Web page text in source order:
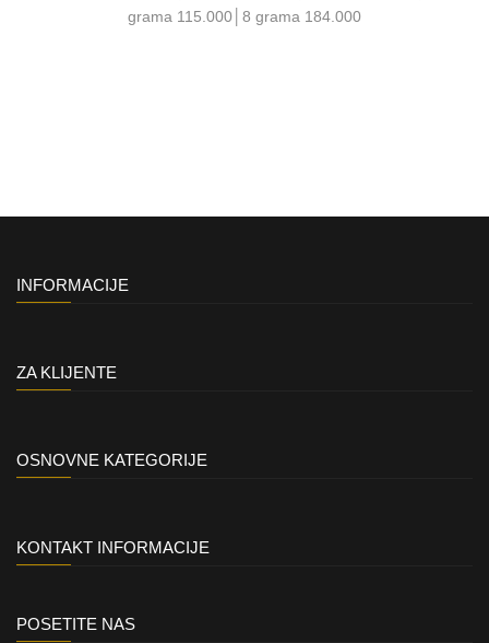
grama 115.000│8 grama 184.000
INFORMACIJE
ZA KLIJENTE
OSNOVNE KATEGORIJE
KONTAKT INFORMACIJE
POSETITE NAS